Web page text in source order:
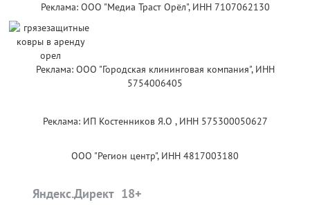
Реклама: ООО "Медиа Траст Орёл", ИНН 7107062130
Реклама: ООО "Городская клининговая компания", ИНН
5754006405
Реклама: ИП Костенников Я.О , ИНН 575300050627
ООО "Регион центр", ИНН 4817003180
Яндекс.Директ